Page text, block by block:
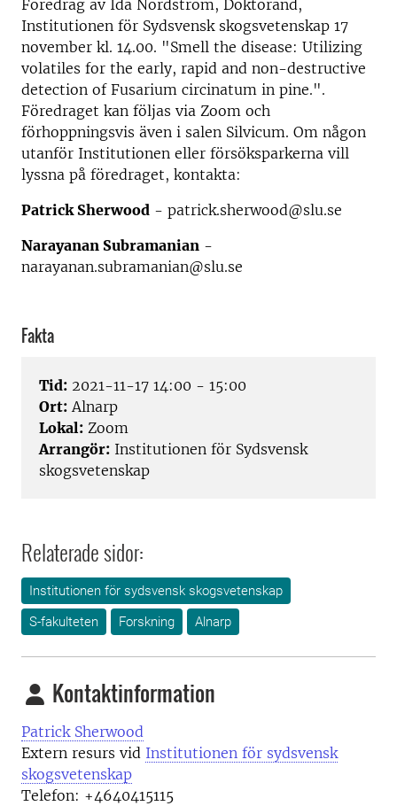
Föredrag av Ida Nordström, Doktorand,
Institutionen för Sydsvensk skogsvetenskap 17
november kl. 14.00. "Smell the disease: Utilizing
volatiles for the early, rapid and non-destructive
detection of Fusarium circinatum in pine.".
Föredraget kan följas via Zoom och
förhoppningsvis även i salen Silvicum. Om någon
utanför Institutionen eller försöksparkerna vill
lyssna på föredraget, kontakta:
Patrick Sherwood - patrick.sherwood@slu.se
Narayanan Subramanian -
narayanan.subramanian@slu.se
Fakta
Tid: 2021-11-17 14:00 - 15:00
Ort: Alnarp
Lokal: Zoom
Arrangör: Institutionen för Sydsvensk
skogsvetenskap
Relaterade sidor:
Institutionen för sydsvensk skogsvetenskap
S-fakulteten
Forskning Alnarp
Kontaktinformation
Patrick Sherwood
Extern resurs vid Institutionen för sydsvensk
skogsvetenskap
Telefon: +4640415115